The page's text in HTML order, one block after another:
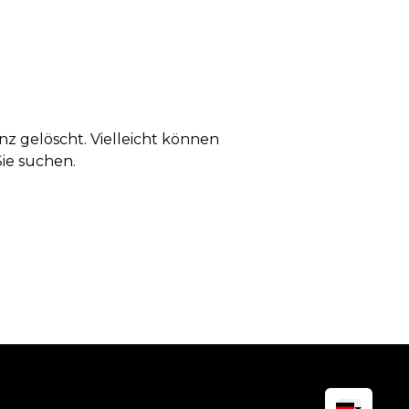
gelöscht. Vielleicht können
suchen.